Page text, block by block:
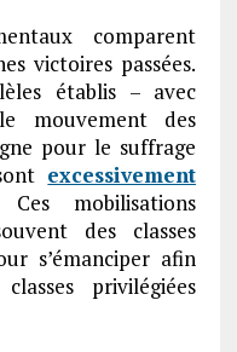
comparent
victoires passées.
établis – avec
mouvement des
pour le suffrage
excessivement
mobilisations
des classes
s’émanciper afin
privilégiées